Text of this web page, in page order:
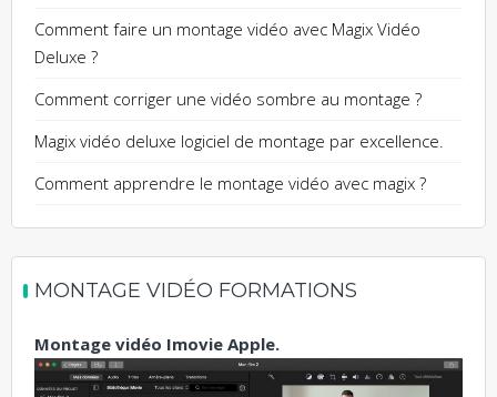
Comment faire un montage vidéo avec Magix Vidéo
Deluxe ?
Comment corriger une vidéo sombre au montage ?
Magix vidéo deluxe logiciel de montage par excellence.
Comment apprendre le montage vidéo avec magix ?
MONTAGE VIDÉO FORMATIONS
Montage vidéo Imovie Apple.